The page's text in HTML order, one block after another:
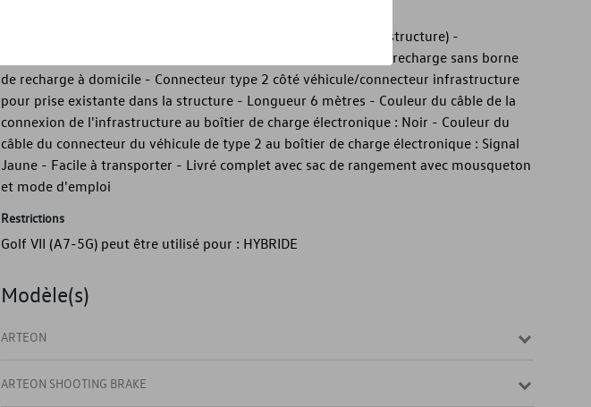
- Câble de recharge d'urgence mode 2 (câble de recharge infrastructure) -
230V/10A/50Hz - Prise CEE7/7 "Schuko" type : E/F - Permet la recharge sans borne
de recharge à domicile - Connecteur type 2 côté véhicule/connecteur infrastructure
pour prise existante dans la structure - Longueur 6 mètres - Couleur du câble de la
connexion de l'infrastructure au boîtier de charge électronique : Noir - Couleur du
câble du connecteur du véhicule de type 2 au boîtier de charge électronique : Signal
Jaune - Facile à transporter - Livré complet avec sac de rangement avec mousqueton
et mode d'emploi
Restrictions
Golf VII (A7-5G) peut être utilisé pour : HYBRIDE
Modèle(s)
ARTEON
ARTEON SHOOTING BRAKE